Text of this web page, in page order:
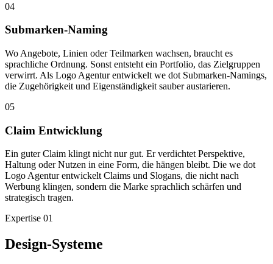
04
Submarken-Naming
Wo Angebote, Linien oder Teilmarken wachsen, braucht es
sprachliche Ordnung. Sonst entsteht ein Portfolio, das Zielgruppen
verwirrt. Als Logo Agentur entwickelt we dot Submarken-Namings,
die Zugehörigkeit und Eigenständigkeit sauber austarieren.
05
Claim Entwicklung
Ein guter Claim klingt nicht nur gut. Er verdichtet Perspektive,
Haltung oder Nutzen in eine Form, die hängen bleibt. Die we dot
Logo Agentur entwickelt Claims und Slogans, die nicht nach
Werbung klingen, sondern die Marke sprachlich schärfen und
strategisch tragen.
Expertise 01
Design-Systeme